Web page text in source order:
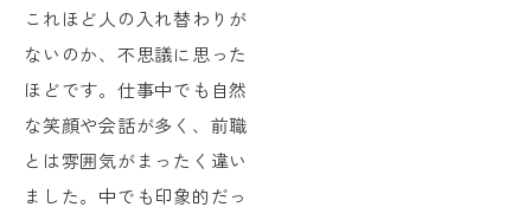
これほど人の入れ替わりが
ないのか、不思議に思った
ほどです。仕事中でも自然
な笑顔や会話が多く、前職
とは雰囲気がまったく違い
ました。中でも印象的だっ